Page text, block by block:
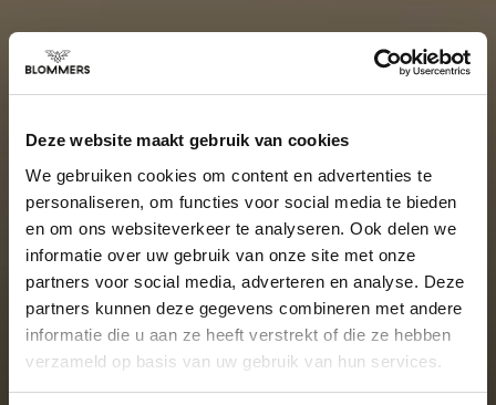
Deze website maakt gebruik van cookies
We gebruiken cookies om content en advertenties te
personaliseren, om functies voor social media te bieden
en om ons websiteverkeer te analyseren. Ook delen we
informatie over uw gebruik van onze site met onze
partners voor social media, adverteren en analyse. Deze
partners kunnen deze gegevens combineren met andere
informatie die u aan ze heeft verstrekt of die ze hebben
verzameld op basis van uw gebruik van hun services.